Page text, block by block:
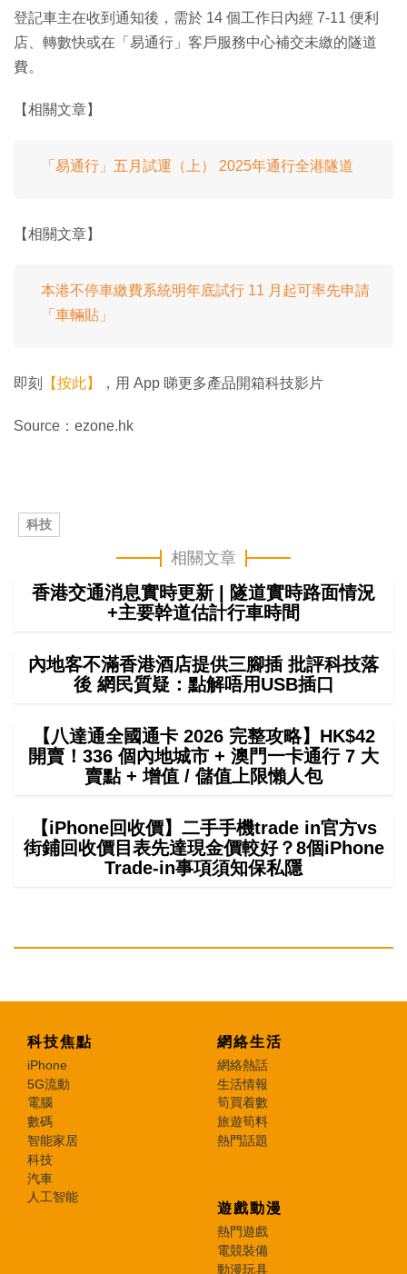
登記車主在收到通知後，需於 14 個工作日內經 7-11 便利
店、轉數快或在「易通行」客戶服務中心補交未繳的隧道
費。
【相關文章】
「易通行」五月試運（上） 2025年通行全港隧道
【相關文章】
本港不停車繳費系統明年底試行 11 月起可率先申請
「車輛貼」
即刻 【按此】 ，用 App 睇更多產品開箱科技影片
Source：ezone.hk
科技
相關文章
香港交通消息實時更新 | 隧道實時路面情況
+主要幹道估計行車時間
內地客不滿香港酒店提供三腳插 批評科技落
後 網民質疑：點解唔用USB插口
【八達通全國通卡 2026 完整攻略】HK$42
開賣！336 個內地城市 + 澳門一卡通行 7 大
賣點 + 增值 / 儲值上限懶人包
【iPhone回收價】二手手機trade in官方vs
街鋪回收價目表先達現金價較好？8個iPhone
Trade-in事項須知保私隱
科技焦點
iPhone
5G流動
電腦
數碼
智能家居
科技
汽車
人工智能
網絡生活
網絡熱話
生活情報
筍買着數
旅遊筍料
熱門話題
遊戲動漫
熱門遊戲
電競裝備
動漫玩具